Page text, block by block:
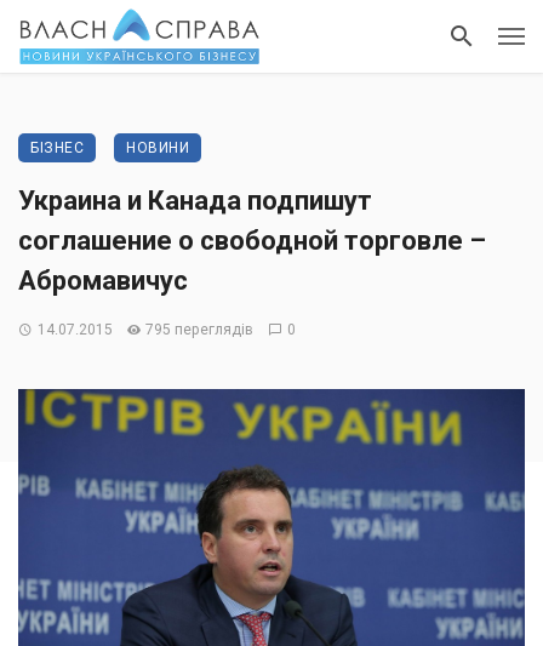
БІЗНЕС НОВИНИ
Украина и Канада подпишут
соглашение о свободной торговле –
Абромавичус
14.07.2015 795 переглядів 0